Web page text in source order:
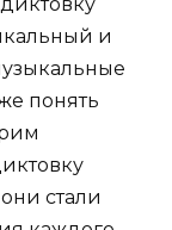
и
понять
стали